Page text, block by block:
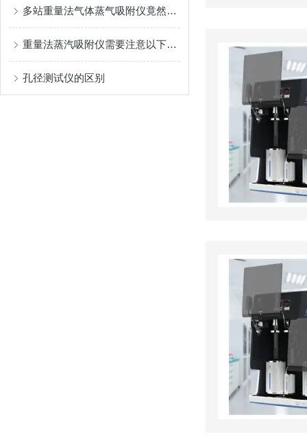
多站重量法气体蒸气吸附仪竟然有如此多的功能
重量法蒸汽吸附仪需要注意以下事项
孔径测试仪的区别